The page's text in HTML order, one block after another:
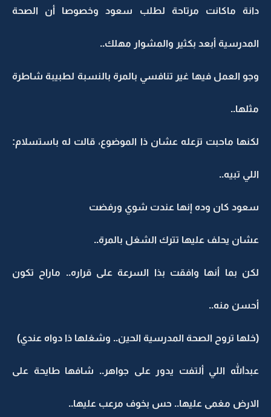
دانة ماكانت مرتاحة لطلب سعود وخصوصا أن الصحة
المدرسية أبعد بكثير والمشوار مهلك..
وجو العمل فيها غير تنافسي بالمرة بالنسبة لطبيبة شاطرة
مثلها..
لكنها ماحبت تزعله عشان ذا الموضوع، قالت له باستسلام:
اللي تبيه..
سعود كان وده إنها عندت شوي ورفضت
عشان يحلف عليها تترك الشغل بالمرة..
لكن بما أنها وافقت بذا السرعة على قراره.. ماراح تكون
أحسن منه..
(خلها تروح الصحة المدرسية الحين.. وشغلها ذا دواه عندي)
عبدالله اللي ألتفت يدور على جواهر.. شافها طايحة على
الارض مغمى عليها.. حس بخوف مرعب عليها..